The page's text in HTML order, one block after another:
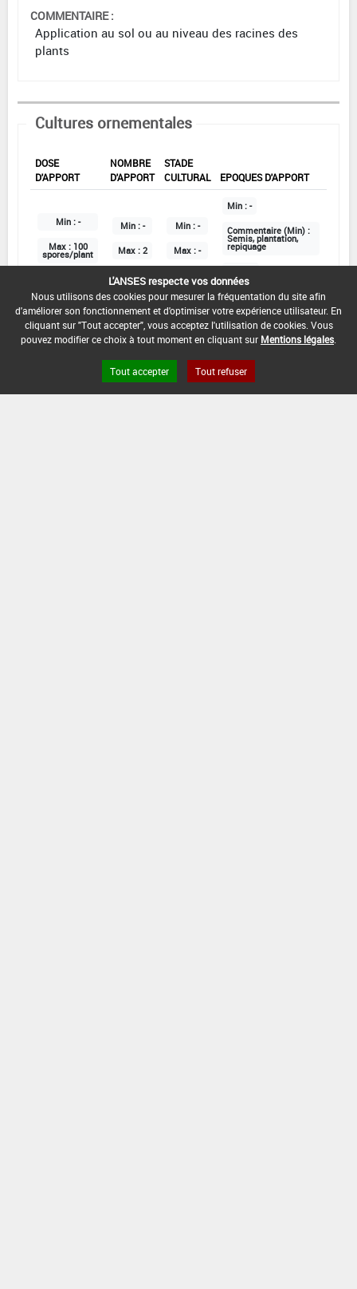
COMMENTAIRE :
Application au sol ou au niveau des racines des
plants
Cultures ornementales
DOSE
D'APPORT
NOMBRE
D'APPORT
STADE
CULTURAL
EPOQUES D'APPORT
Min : -
Max : 100
spores/plant
Min : -
Max : 2
Min : -
Max : -
Min : -
Commentaire (Min) :
Semis, plantation,
repiquage
DATE D'AUTORISATION DE L'USAGE :
30/06/2020
COMMENTAIRE :
Application au sol ou au niveau des racines des
L'ANSES respecte vos données
Nous utilisons des cookies pour mesurer la fréquentation du site afin
d'améliorer son fonctionnement et d'optimiser votre expérience utilisateur. En
cliquant sur "Tout accepter", vous acceptez l'utilisation de cookies. Vous
pouvez modifier ce choix à tout moment en cliquant sur Mentions légales
Tout accepter Tout refuser